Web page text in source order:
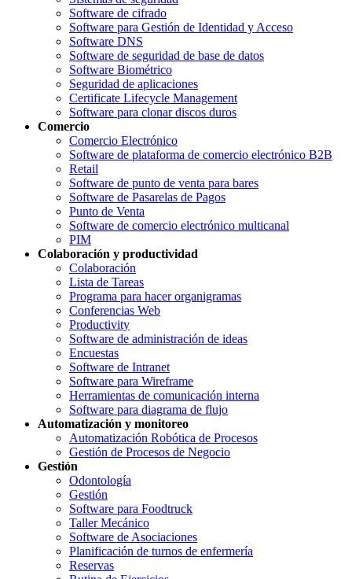
Software de cifrado
Software para Gestión de Identidad y Acceso
Software DNS
Software de seguridad de base de datos
Software Biométrico
Seguridad de aplicaciones
Certificate Lifecycle Management
Software para clonar discos duros
Comercio
Comercio Electrónico
Software de plataforma de comercio electrónico B2B
Retail
Software de punto de venta para bares
Software de Pasarelas de Pagos
Punto de Venta
Software de comercio electrónico multicanal
PIM
Colaboración y productividad
Colaboración
Lista de Tareas
Programa para hacer organigramas
Conferencias Web
Productivity
Software de administración de ideas
Encuestas
Software de Intranet
Software para Wireframe
Herramientas de comunicación interna
Software para diagrama de flujo
Automatización y monitoreo
Automatización Robótica de Procesos
Gestión de Procesos de Negocio
Gestión
Odontología
Gestión
Software para Foodtruck
Taller Mecánico
Software de Asociaciones
Planificación de turnos de enfermería
Reservas